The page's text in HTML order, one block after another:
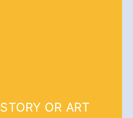
OR ART